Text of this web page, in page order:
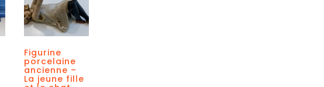
Figurine
porcelaine
ancienne –
La jeune fille